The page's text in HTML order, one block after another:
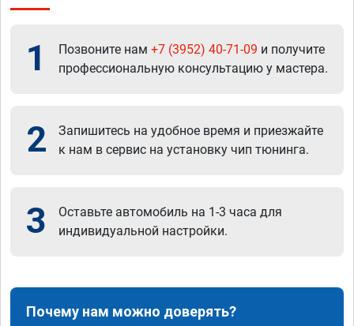
1 Позвоните нам +7 (3952) 40-71-09 и получите
профессиональную консультацию у мастера.
2
Запишитесь на удобное время и приезжайте
к нам в сервис на установку чип тюнинга.
3
Оставьте автомобиль на 1-3 часа для
индивидуальной настройки.
Почему нам можно доверять?